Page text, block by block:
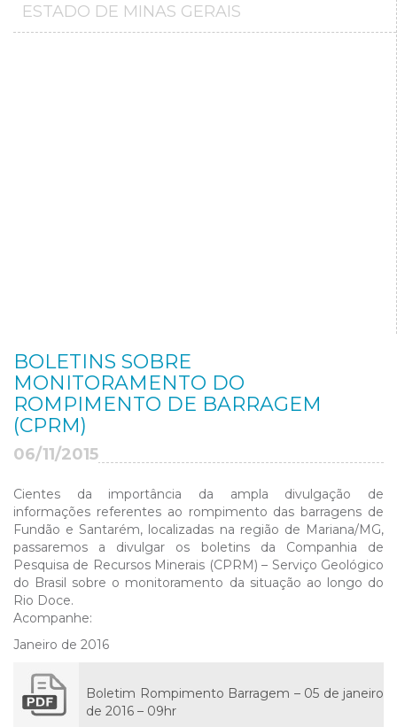
ESTADO DE MINAS GERAIS
BOLETINS SOBRE
MONITORAMENTO DO
ROMPIMENTO DE BARRAGEM
(CPRM)
06/11/2015
Cientes da importância da ampla divulgação de
informações referentes ao rompimento das barragens de
Fundão e Santarém, localizadas na região de Mariana/MG,
passaremos a divulgar os boletins da Companhia de
Pesquisa de Recursos Minerais (CPRM) – Serviço Geológico
do Brasil sobre o monitoramento da situação ao longo do
Rio Doce.
Acompanhe:
Janeiro de 2016
Boletim Rompimento Barragem – 05 de janeiro
de 2016 – 09hr